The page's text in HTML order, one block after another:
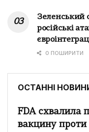
Зеленський
російські
0 ПОШИРИТИ
ОСТАННІ
FDA
вакцину